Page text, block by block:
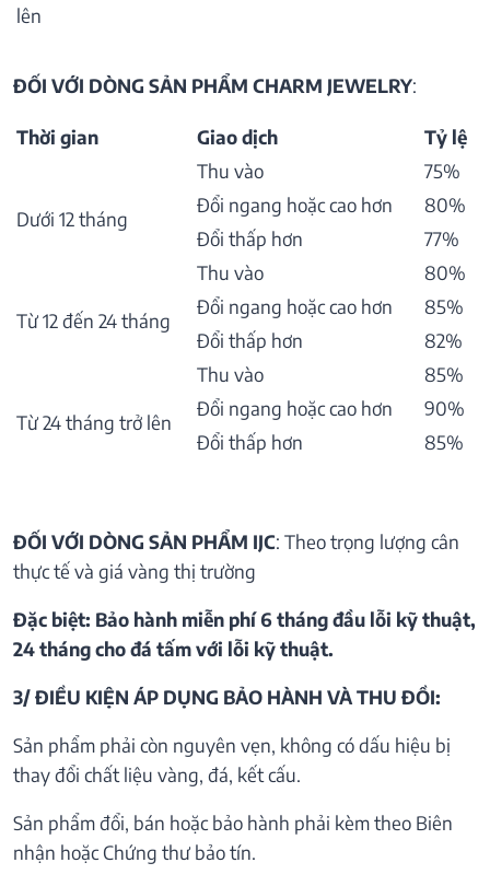
lên
ĐỐI VỚI DÒNG SẢN PHẨM CHARM JEWELRY:
Thời gian Giao dịch Tỷ lệ
Dưới 12 tháng
Thu vào
75%
Đổi ngang hoặc cao hơn
80%
Đổi thấp hơn
77%
Từ 12 đến 24 tháng
Thu vào
80%
Đổi ngang hoặc cao hơn
85%
Đổi thấp hơn
82%
Từ 24 tháng trở lên
Thu vào
85%
Đổi ngang hoặc cao hơn
90%
Đổi thấp hơn
85%
ĐỐI VỚI DÒNG SẢN PHẨM IJC: Theo trọng lượng cân
thực tế và giá vàng thị trường
Đặc biệt: Bảo hành miễn phí 6 tháng đầu lỗi kỹ thuật,
24 tháng cho đá tấm với lỗi kỹ thuật.
3/ ĐIỀU KIỆN ÁP DỤNG BẢO HÀNH VÀ THU ĐỒI:
Sản phẩm phải còn nguyên vẹn, không có dấu hiệu bị
thay đổi chất liệu vàng, đá, kết cấu.
Sản phẩm đổi, bán hoặc bảo hành phải kèm theo Biên
nhận hoặc Chứng thư bảo tín.